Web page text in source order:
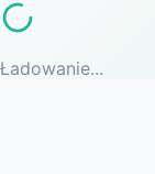
Ładowanie...